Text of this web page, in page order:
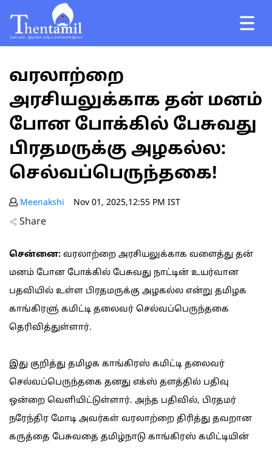
வரலாற்றை
அரசியலுக்காக தன் மனம்
போன போக்கில் பேசுவது
பிரதமருக்கு அழகல்ல:
செல்வப்பெருந்தகை!
Meenakshi Nov 01, 2025,12:55 PM IST
Share
சென்னை: வரலாற்றை அரசியலுக்காக வளைத்து தன்
மனம் போன போக்கில் பேசுவது நாட்டின் உயர்வான
பதவியில் உள்ள பிரதமருக்கு அழகல்ல என்று தமிழக
காங்கிரளு் கமிட்டி தலைவர் செல்வப்பெருந்தகை
தெரிவித்துள்ளார்.
இது குறித்து தமிழக காங்கிரஸ் கமிட்டி தலைவர்
செல்வப்பெருந்தகை தனது எக்ஸ் தளத்தில் பதிவு
ஒன்றை வெளியிட்டுள்ளார். அந்த பதிவில், பிரதமர்
நரேந்திர மோடி அவர்கள் வரலாற்றை திரித்து தவறான
கருத்தை பேசுவதை தமிழ்நாடு காங்கிரஸ் கமிட்டியின்